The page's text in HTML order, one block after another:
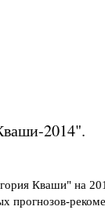
2014".
Кваши" на
прогнозов-